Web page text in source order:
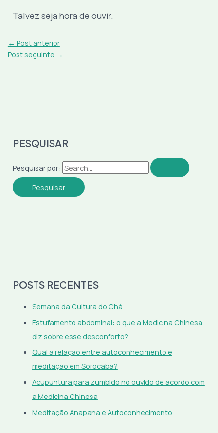
Talvez seja hora de ouvir.
← Post anterior
Post seguinte →
PESQUISAR
Pesquisar por:
POSTS RECENTES
Semana da Cultura do Chá
Estufamento abdominal: o que a Medicina Chinesa
diz sobre esse desconforto?
Qual a relação entre autoconhecimento e
meditação em Sorocaba?
Acupuntura para zumbido no ouvido de acordo com
a Medicina Chinesa
Meditação Anapana e Autoconhecimento